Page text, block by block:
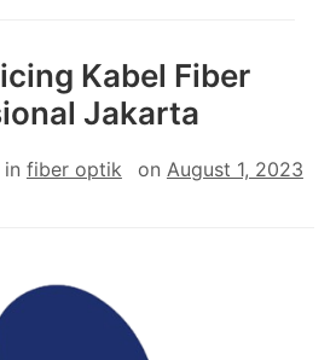
Kabel Fiber
Jakarta
in fiber optik on August 1, 2023